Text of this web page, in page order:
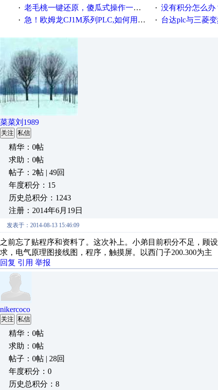
· 老毛桃一键还原，傻瓜式操作一键轻松备份还原；程序为向导式安装，一键即可实现自动备份或还原系统。 · 没有积分怎么办
· 急！欧姆龙CJ1M系列PLC,如何用时间控制变频器。要求时间在组态王中可以自由输入！拜托各位大神了！ · 台达plc与三菱
菜菜刘1989
关注 私信
精华：0帖
求助：0帖
帖子：2帖 | 49回
年度积分：15
历史总积分：1243
注册：2014年6月19日
发表于：2014-08-13 15:46:09
之前忘了贴程序和资料了。这次补上。小弟目前积分不足，顾
求，电气原理图接线图，程序，触摸屏。以西门子200.300为主
回复 引用 举报
nikercoco
关注 私信
精华：0帖
求助：0帖
帖子：0帖 | 28回
年度积分：0
历史总积分：8